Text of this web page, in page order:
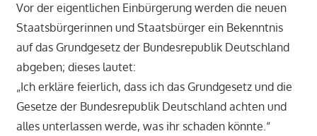
Vor der eigentlichen Einbürgerung werden die neuen
Staatsbürgerinnen und Staatsbürger ein Bekenntnis
auf das Grundgesetz der Bundesrepublik Deutschland
abgeben; dieses lautet:
„Ich erkläre feierlich, dass ich das Grundgesetz und die
Gesetze der Bundesrepublik Deutschland achten und
alles unterlassen werde, was ihr schaden könnte.“